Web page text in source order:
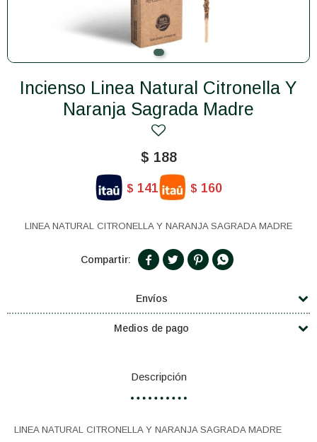
Incienso Linea Natural Citronella Y
Naranja Sagrada Madre
$ 188
$ 141 $ 160
LINEA NATURAL CITRONELLA Y NARANJA SAGRADA MADRE
   
Envíos
Medios de pago
Descripción
LINEA NATURAL CITRONELLA Y NARANJA SAGRADA MADRE